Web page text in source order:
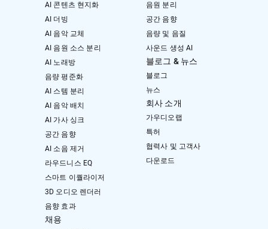
AI 콘텐츠 현지화
AI 더빙
AI 음악 교체
AI 음원 소스 분리
AI 노래방
음량 평준화
AI 스템 분리
AI 음악 배치
AI 가사 싱크
공간 음향
AI 소음 제거
라우드니스 EQ
스마트 이퀄라이저
3D 오디오 렌더러
음향 효과
채용
음원 분리
공간 음향
음량 및 음질
사운드 생성 AI
블로그 & 뉴스
블로그
뉴스
회사 소개
가우디오랩
특허
협력사 및 고객사
다운로드